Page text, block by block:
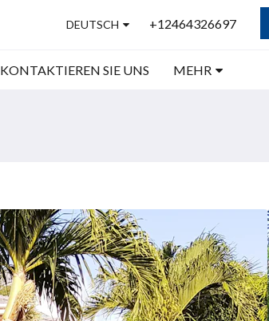
DEUTSCH +12464326697
KONTAKTIEREN SIE UNS MEHR